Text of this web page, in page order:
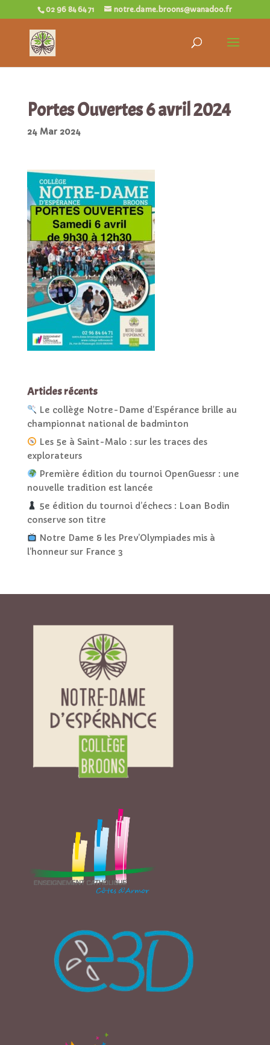
02 96 84 64 71 notre.dame.broons@wanadoo.fr
Portes Ouvertes 6 avril 2024
24 Mar 2024
Articles récents
Le collège Notre-Dame d’Espérance brille au
championnat national de badminton
Les 5e à Saint-Malo : sur les traces des
explorateurs
Première édition du tournoi OpenGuessr : une
nouvelle tradition est lancée
5e édition du tournoi d’échecs : Loan Bodin
conserve son titre
Notre Dame & les Prev’Olympiades mis à
l’honneur sur France 3